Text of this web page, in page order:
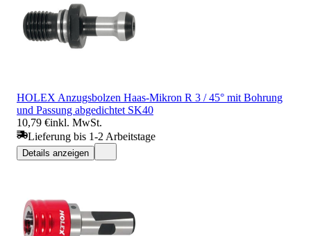
HOLEX Anzugsbolzen Haas-Mikron R 3 / 45° mit Bohrung
und Passung abgedichtet SK40
10,79 €inkl. MwSt.
Lieferung bis 1-2 Arbeitstage
Details anzeigen